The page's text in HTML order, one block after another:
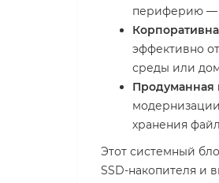
периферию —
эффективно
среды или
Продуманная
хранения
Этот системный
SSD-накопителя и